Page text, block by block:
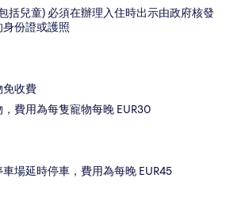
括兒童) 必須在辦理入住時出示由政府核發
份證或護照
免收費
費用為每隻寵物每晚 EUR30
場延時停車，費用為每晚 EUR45